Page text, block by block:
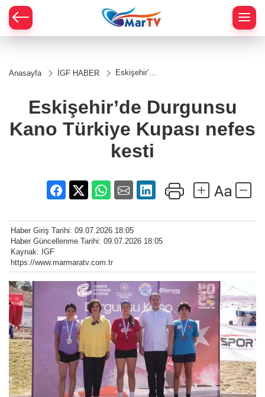
Anasayfa İGF HABER
Eskişehir’de
Türkiye
Kupası
Eskişehir’de Durgunsu
Kano Türkiye Kupası nefes
kesti
Haber Giriş Tarihi: 09.07.2026 18:05
Haber Güncellenme Tarihi: 09.07.2026 18:05
Kaynak: IGF
https://www.marmaratv.com.tr